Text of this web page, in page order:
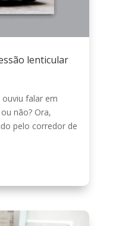
lenticular
falar em
não? Ora,
pelo corredor de